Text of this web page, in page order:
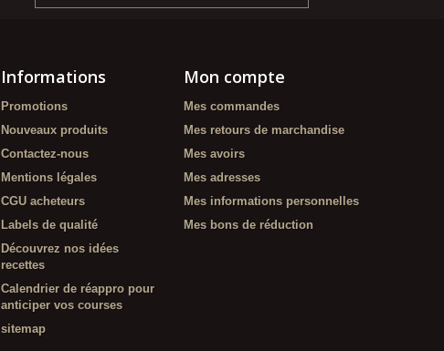
Informations
Promotions
Nouveaux produits
Contactez-nous
Mentions légales
CGU acheteurs
Labels de qualité
Découvrez nos idées
recettes
Calendrier de réappro pour
anticiper vos courses
sitemap
Mon compte
Mes commandes
Mes retours de marchandise
Mes avoirs
Mes adresses
Mes informations personnelles
Mes bons de réduction